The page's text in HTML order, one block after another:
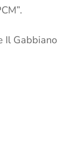
Il Gabbiano